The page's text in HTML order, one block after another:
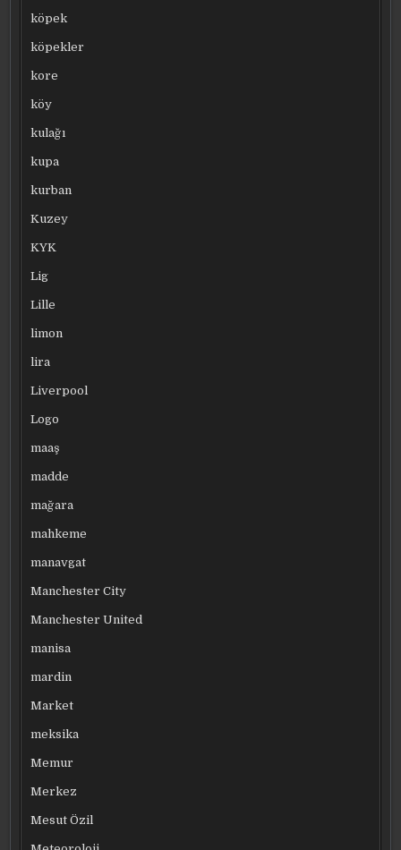
köpek
köpekler
kore
köy
kulağı
kupa
kurban
Kuzey
KYK
Lig
Lille
limon
lira
Liverpool
Logo
maaş
madde
mağara
mahkeme
manavgat
Manchester City
Manchester United
manisa
mardin
Market
meksika
Memur
Merkez
Mesut Özil